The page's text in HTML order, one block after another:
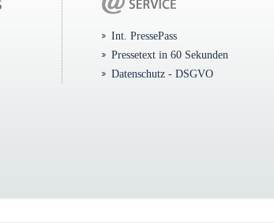
Int. PressePass
Pressetext in 60 Sekunden
Datenschutz - DSGVO